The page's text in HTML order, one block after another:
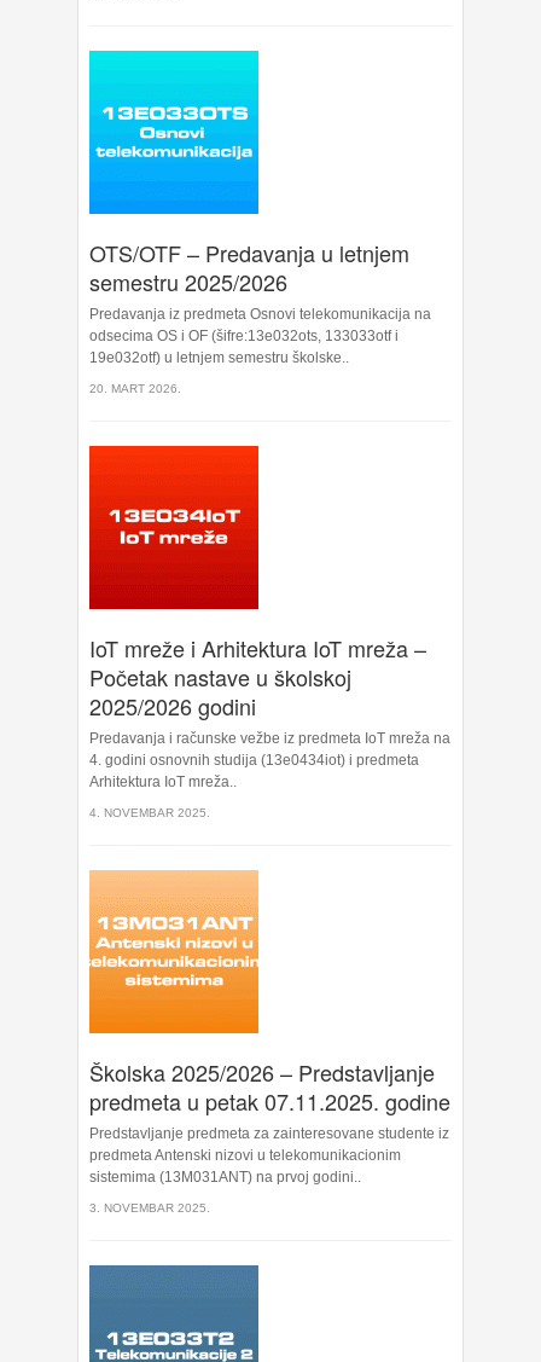
OTS/OTF – Predavanja u letnjem
semestru 2025/2026
Predavanja iz predmeta Osnovi telekomunikacija na
odsecima OS i OF (šifre:13e032ots, 133033otf i
19e032otf) u letnjem semestru školske..
20. MART 2026.
IoT mreže i Arhitektura IoT mreža –
Početak nastave u školskoj
2025/2026 godini
Predavanja i računske vežbe iz predmeta IoT mreža na
4. godini osnovnih studija (13e0434iot) i predmeta
Arhitektura IoT mreža..
4. NOVEMBAR 2025.
Školska 2025/2026 – Predstavljanje
predmeta u petak 07.11.2025. godine
Predstavljanje predmeta za zainteresovane studente iz
predmeta Antenski nizovi u telekomunikacionim
sistemima (13M031ANT) na prvoj godini..
3. NOVEMBAR 2025.